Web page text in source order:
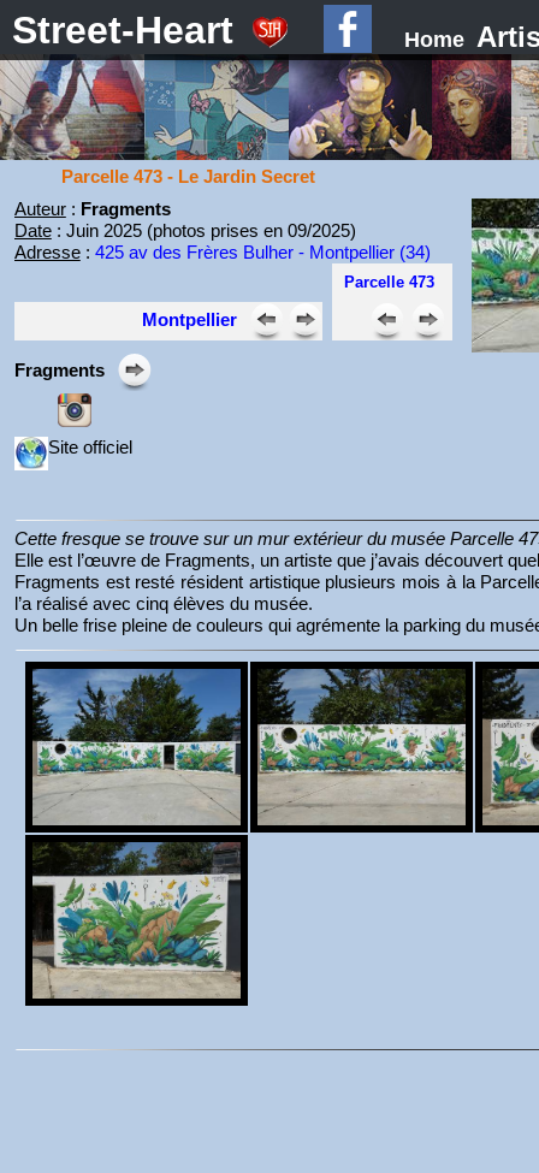
Street-Heart Home
Parcelle 473 - Le Jardin Secret
Auteur: Fragments
Date: Juin 2025 (photos prises en 09/2025)
Adresse: 425 av des Frères Bulher - Montpellier (34)
Parcelle 473
Montpellier
Fragments
Site officiel
Cette fresque se trouve sur un mur extérieur du musée Parcelle
Elle est l’œuvre de Fragments, un artiste que j’avais découvert
Fragments est resté résident artistique plusieurs mois à la
l’a réalisé avec cinq élèves du musée.
Un belle frise pleine de couleurs qui agrémente la parking du